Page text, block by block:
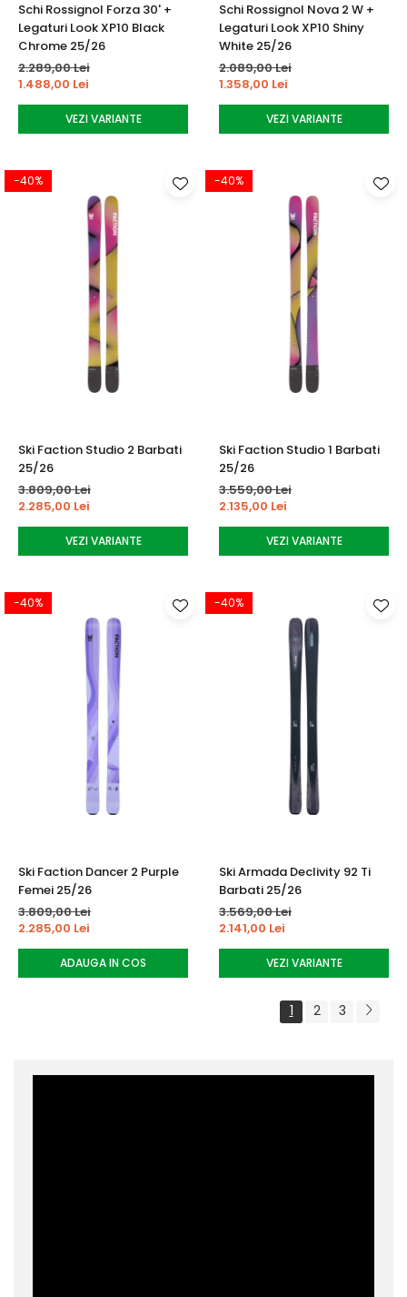
Schi Rossignol Forza 30' +
Legaturi Look XP10 Black
Chrome 25/26
2.289,00 Lei
1.488,00 Lei
VEZI VARIANTE
Schi Rossignol Nova 2 W +
Legaturi Look XP10 Shiny
White 25/26
2.089,00 Lei
1.358,00 Lei
VEZI VARIANTE
-40%
Ski Faction Studio 2 Barbati
25/26
3.809,00 Lei
2.285,00 Lei
VEZI VARIANTE
-40%
Ski Faction Studio 1 Barbati
25/26
3.559,00 Lei
2.135,00 Lei
VEZI VARIANTE
-40%
Ski Faction Dancer 2 Purple
Femei 25/26
3.809,00 Lei
2.285,00 Lei
ADAUGA IN COS
-40%
Ski Armada Declivity 92 Ti
Barbati 25/26
3.569,00 Lei
2.141,00 Lei
VEZI VARIANTE
1 2 3